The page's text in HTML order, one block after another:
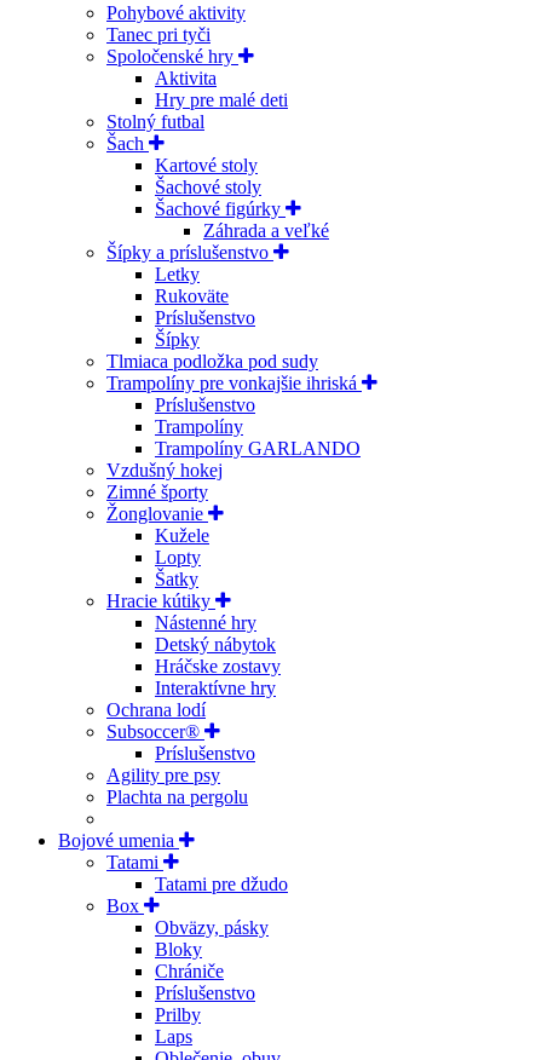
Pohybové aktivity
Tanec pri tyči
Spoločenské hry
Aktivita
Hry pre malé deti
Stolný futbal
Šach
Kartové stoly
Šachové stoly
Šachové figúrky
Záhrada a veľké
Šípky a príslušenstvo
Letky
Rukoväte
Príslušenstvo
Šípky
Tlmiaca podložka pod sudy
Trampolíny pre vonkajšie ihriská
Príslušenstvo
Trampolíny
Trampolíny GARLANDO
Vzdušný hokej
Zimné športy
Žonglovanie
Kužele
Lopty
Šatky
Hracie kútiky
Nástenné hry
Detský nábytok
Hráčske zostavy
Interaktívne hry
Ochrana lodí
Subsoccer®
Príslušenstvo
Agility pre psy
Plachta na pergolu
Bojové umenia
Tatami
Tatami pre džudo
Box
Obväzy, pásky
Bloky
Chrániče
Príslušenstvo
Prilby
Laps